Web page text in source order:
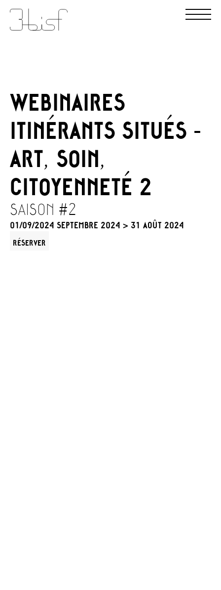
WEBINAIRES
ITINÉRANTS SITUÉS -
ART, SOIN,
CITOYENNETÉ 2
SAISON #2
01/09/2024 SEPTEMBRE 2024 > 31 AOÛT 2024
RÉSERVER